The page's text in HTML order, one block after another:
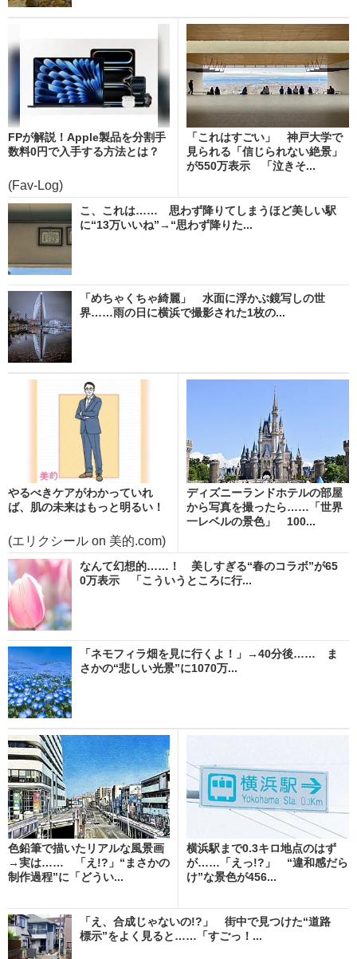
FPが解説！Apple製品を分割手
数料0円で入手する方法とは？
(Fav-Log)
「これはすごい」 神戸大学で
見られる「信じられない絶景」
が550万表示 「泣きそ...
こ、これは…… 思わず降りてしまうほど美しい駅
に“13万いいね”→“思わず降りた...
「めちゃくちゃ綺麗」 水面に浮かぶ鏡写しの世
界……雨の日に横浜で撮影された1枚の...
やるべきケアがわかっていれ
ば、肌の未来はもっと明るい！
(エリクシール on 美的.com)
ディズニーランドホテルの部屋
から写真を撮ったら……「世界
一レベルの景色」 100...
なんて幻想的……！ 美しすぎる“春のコラボ”が65
0万表示 「こういうところに行...
「ネモフィラ畑を見に行くよ！」→40分後…… ま
さかの“悲しい光景”に1070万...
色鉛筆で描いたリアルな風景画
→実は…… 「え!?」“まさかの
制作過程”に「どうい...
横浜駅まで0.3キロ地点のはず
が……「えっ!?」 “違和感だら
け”な景色が456...
「え、合成じゃないの!?」 街中で見つけた“道路
標示”をよく見ると……「すごっ！...